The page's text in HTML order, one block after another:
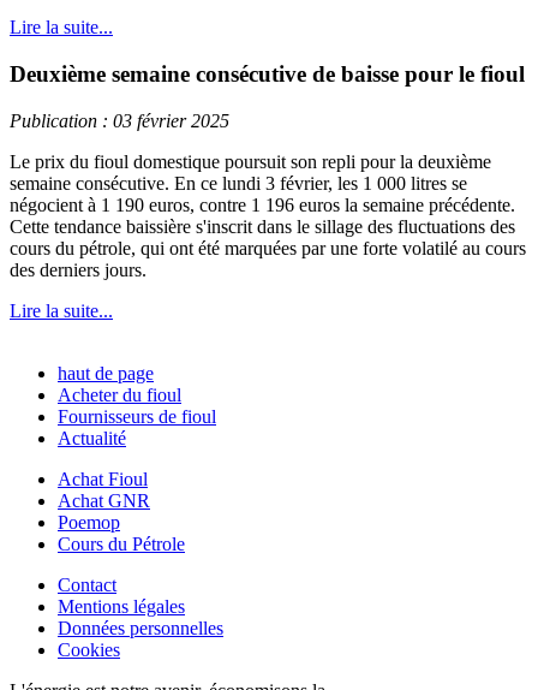
Lire la suite...
Deuxième semaine consécutive de baisse pour le fioul
Publication : 03 février 2025
Le prix du fioul domestique poursuit son repli pour la deuxième
semaine consécutive. En ce lundi 3 février, les 1 000 litres se
négocient à 1 190 euros, contre 1 196 euros la semaine précédente.
Cette tendance baissière s'inscrit dans le sillage des fluctuations des
cours du pétrole, qui ont été marquées par une forte volatilé au cours
des derniers jours.
Lire la suite...
haut de page
Acheter du fioul
Fournisseurs de fioul
Actualité
Achat Fioul
Achat GNR
Poemop
Cours du Pétrole
Contact
Mentions légales
Données personnelles
Cookies